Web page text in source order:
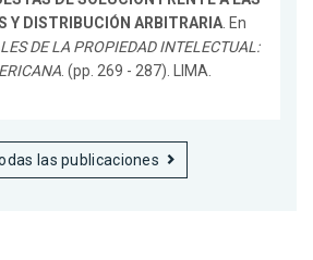
Y DISTRIBUCIÓN ARBITRARIA . En
DE LA PROPIEDAD INTELECTUAL:
. (pp. 269 - 287). LIMA.
las publicaciones